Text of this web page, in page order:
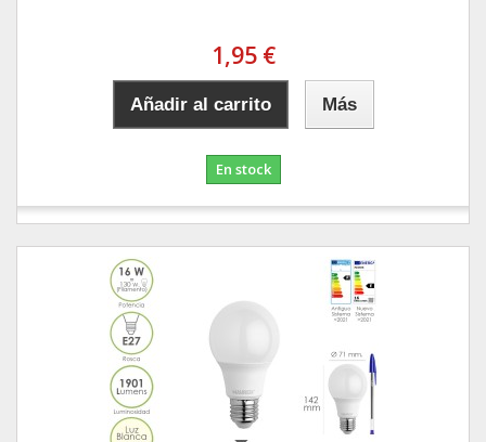
1,95 €
Añadir al carrito Más
En stock